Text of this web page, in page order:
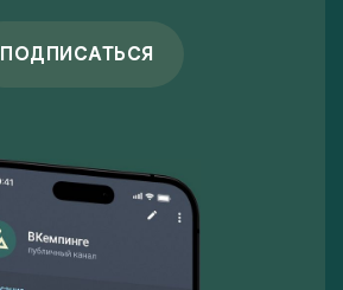
ПОДПИСАТЬСЯ